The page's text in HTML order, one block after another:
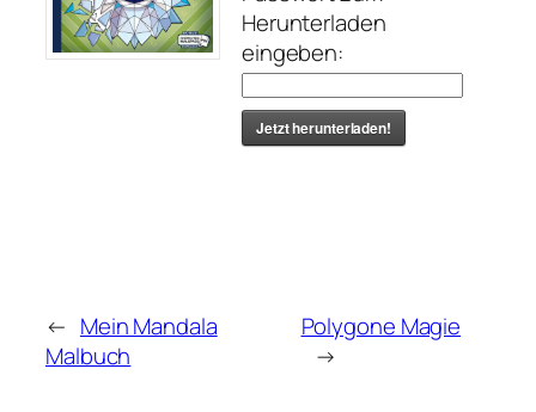
Herunterladen
eingeben:
Jetzt herunterladen!
← Mein Mandala
Malbuch
Polygone Magie
→